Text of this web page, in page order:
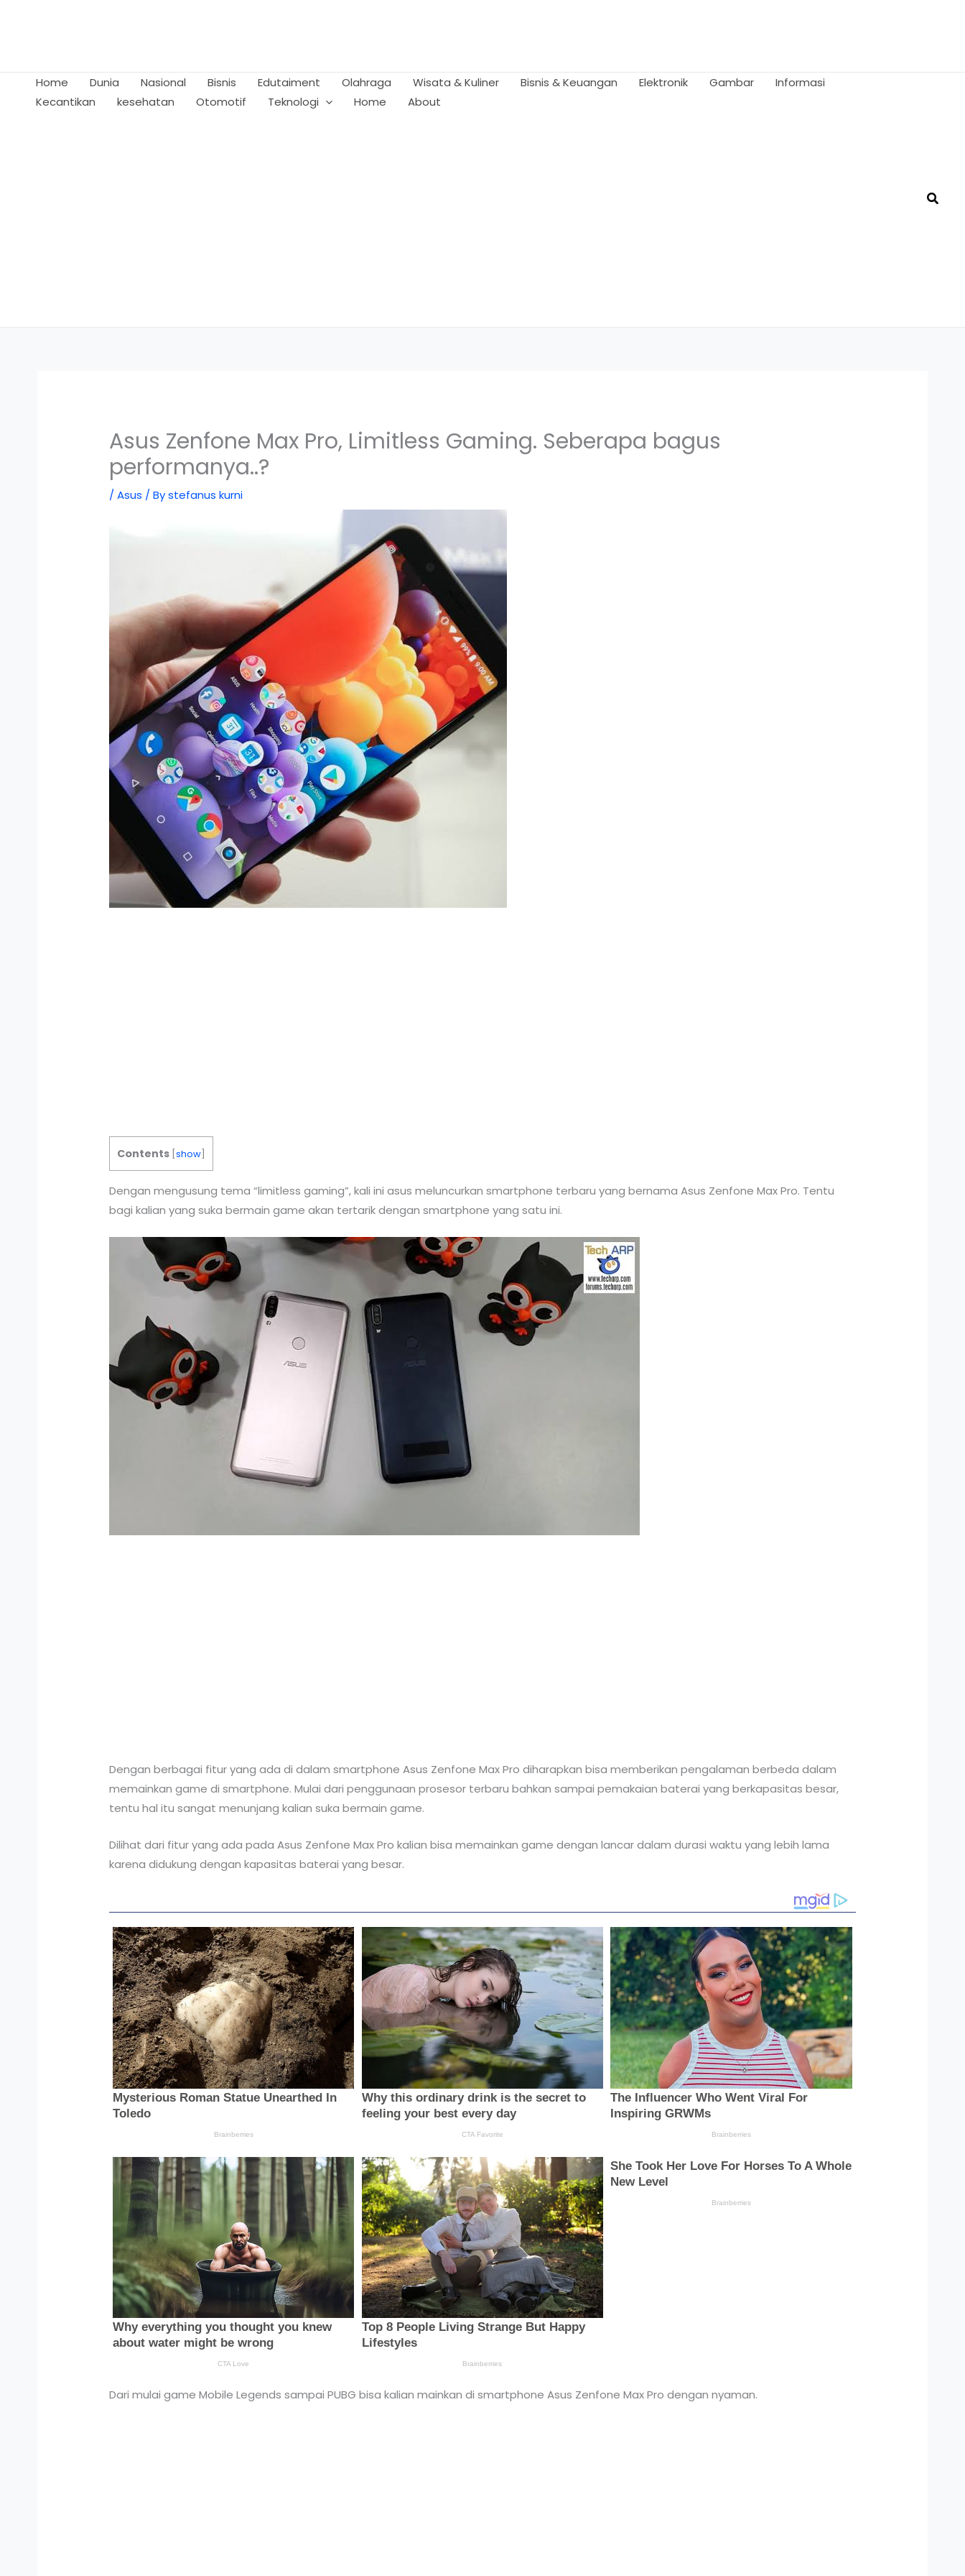
Home Dunia Nasional Bisnis Edutaiment Olahraga Wisata & Kuliner Bisnis & Keuangan Elektronik Gambar
Informasi
Kecantikan
kesehatan Otomotif Teknologi Home About
Asus Zenfone Max Pro, Limitless Gaming. Seberapa bagus
performanya..?
/Asus / Bystefanus kurni
Contents [show
Dengan mengusung tema “limitless gaming”, kali ini asus meluncurkan smartphone terbaru yang bernama Asus Zenfone Max Pro. Tentu
bagi kalian yang suka bermain game akan tertarik dengan smartphone yang satu ini.
Dengan berbagai fitur yang ada di dalam smartphone Asus Zenfone Max Pro diharapkan bisa memberikan pengalaman berbeda dalam
memainkan game di smartphone. Mulai dari penggunaan prosesor terbaru bahkan sampai pemakaian baterai yang berkapasitas besar,
tentu hal itu sangat menunjang kalian suka bermain game.
Dilihat dari fitur yang ada pada Asus Zenfone Max Pro kalian bisa memainkan game dengan lancar dalam durasi waktu yang lebih lama
karena didukung dengan kapasitas baterai yang besar.
Dari mulai game Mobile Legends sampai PUBG bisa kalian mainkan di smartphone Asus Zenfone Max Pro dengan nyaman.